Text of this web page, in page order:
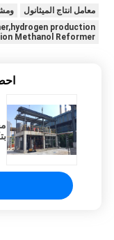
معامل انتاج الميثانول
production
Methanol Reformer